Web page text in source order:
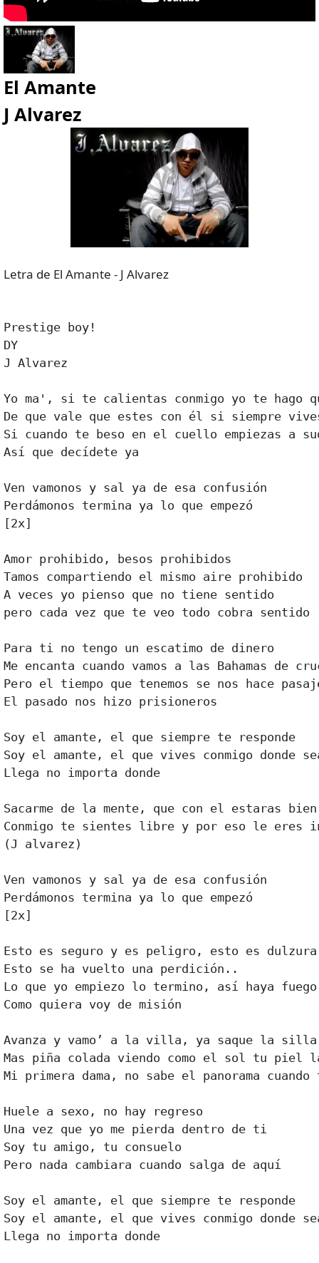
El Amante
J Alvarez
Letra de El Amante - J Alvarez
Prestige boy!
DY
J Alvarez
Yo ma', si te calientas conmigo yo te hago
De que vale que estes con él si siempre
Si cuando te beso en el cuello empiezas a
Así que decídete ya
Ven vamonos y sal ya de esa confusión
Perdámonos termina ya lo que empezó
[2x]
Amor prohibido, besos prohibidos
Tamos compartiendo el mismo aire prohibido
A veces yo pienso que no tiene sentido
pero cada vez que te veo todo cobra sentido
Para ti no tengo un escatimo de dinero
Me encanta cuando vamos a las Bahamas de
Pero el tiempo que tenemos se nos hace
El pasado nos hizo prisioneros
Soy el amante, el que siempre te responde
Soy el amante, el que vives conmigo donde
Llega no importa donde
Sacarme de la mente, que con el estaras
Conmigo te sientes libre y por eso le
(J alvarez)
Ven vamonos y sal ya de esa confusión
Perdámonos termina ya lo que empezó
[2x]
Esto es seguro y es peligro, esto es
Esto se ha vuelto una perdición..
Lo que yo empiezo lo termino, así haya
Como quiera voy de misión
Avanza y vamo’ a la villa, ya saque la
Mas piña colada viendo como el sol tu piel
Mi primera dama, no sabe el panorama
Huele a sexo, no hay regreso
Una vez que yo me pierda dentro de ti
Soy tu amigo, tu consuelo
Pero nada cambiara cuando salga de aquí
Soy el amante, el que siempre te responde
Soy el amante, el que vives conmigo donde
Llega no importa donde